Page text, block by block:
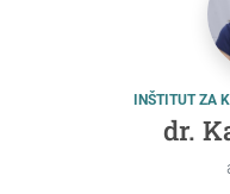
INŠTITUT ZA
dr.